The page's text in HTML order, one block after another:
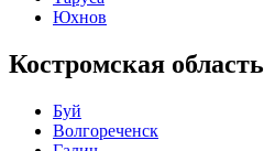
Юхнов
Костромская область
Буй
Волгореченск